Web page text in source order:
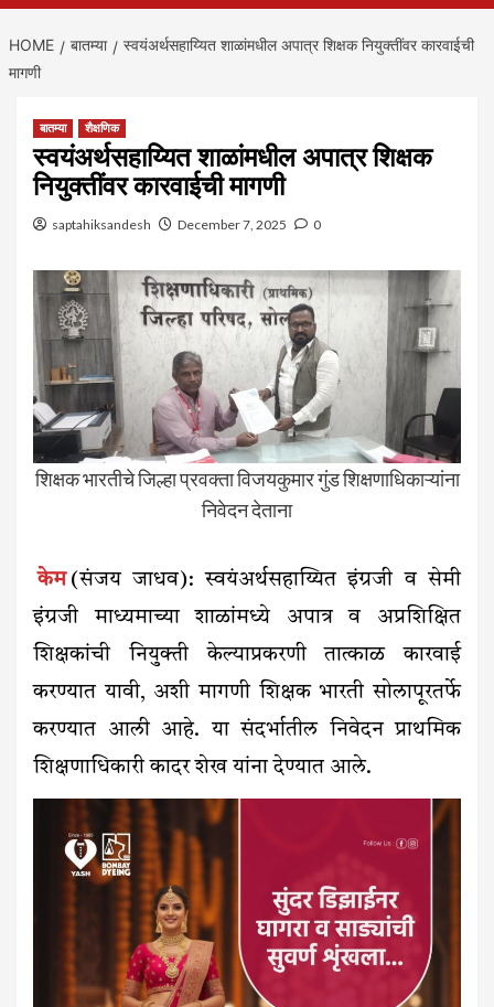
HOME बातम्या
स्वयंअर्थसहाय्यित शाळांमधील अपात्र शिक्षक नियुक्तींवर कारवाईची
मागणी
बातम्या शैक्षणिक
स्वयंअर्थसहाय्यित शाळांमधील अपात्र शिक्षक
नियुक्तींवर कारवाईची मागणी
saptahiksandesh December 7, 2025 0
शिक्षक भारतीचे जिल्हा प्रवक्ता विजयकुमार गुंड शिक्षणाधिकाऱ्यांना
निवेदन देताना
केम (संजय जाधव): स्वयंअर्थसहाय्यित इंग्रजी व सेमी
इंग्रजी माध्यमाच्या शाळांमध्ये अपात्र व अप्रशिक्षित
शिक्षकांची नियुक्ती केल्याप्रकरणी तात्काळ कारवाई
करण्यात यावी, अशी मागणी शिक्षक भारती सोलापूरतर्फे
करण्यात आली आहे. या संदर्भातील निवेदन प्राथमिक
शिक्षणाधिकारी कादर शेख यांना देण्यात आले.